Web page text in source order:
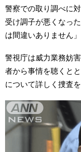
警察での取り調べに
受け調子が悪くなっ
は間違いありません
警視庁は威力業務妨
者から事情を聴くと
について詳しく捜査